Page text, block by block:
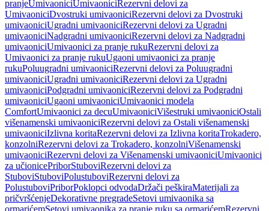
pranjeUmivaoniciUmivaoniciRezervni delovi za
UmivaoniciDvostruki umivaoniciRezervni delovi za Dvostruki
umivaoniciUgradni umivaoniciRezervni delovi za Ugradni
umivaoniciNadgradni umivaoniciRezervni delovi za Nadgradni
umivaoniciUmivaonici za pranje rukuRezervni delovi za
Umivaonici za pranje rukuUgaoni umivaonici za pranje
rukuPoluugradni umivaoniciRezervni delovi za Poluugradni
umivaoniciUgradni umivaoniciRezervni delovi za Ugradni
umivaoniciPodgradni umivaoniciRezervni delovi za Podgradni
umivaoniciUgaoni umivaoniciUmivaonici modela
ComfortUmivaonici za decuUmivaoniciVišestruki umivaoniciOstali
višenamenski umivaoniciRezervni delovi za Ostali višenamenski
umivaoniciIzlivna koritaRezervni delovi za Izlivna koritaTrokadero,
konzolniRezervni delovi za Trokadero, konzolniVišenamenski
umivaoniciRezervni delovi za Višenamenski umivaoniciUmivaonici
za učionicePriborStuboviRezervni delovi za
StuboviStuboviPolustuboviRezervni delovi za
PolustuboviPriborPoklopci odvodaDržači peškiraMaterijali za
pričvršćenjeDekorativne pregradeSetovi umivaonika sa
ormarićemSetovi umivaonika za pranje ruku sa ormarićemRezervni